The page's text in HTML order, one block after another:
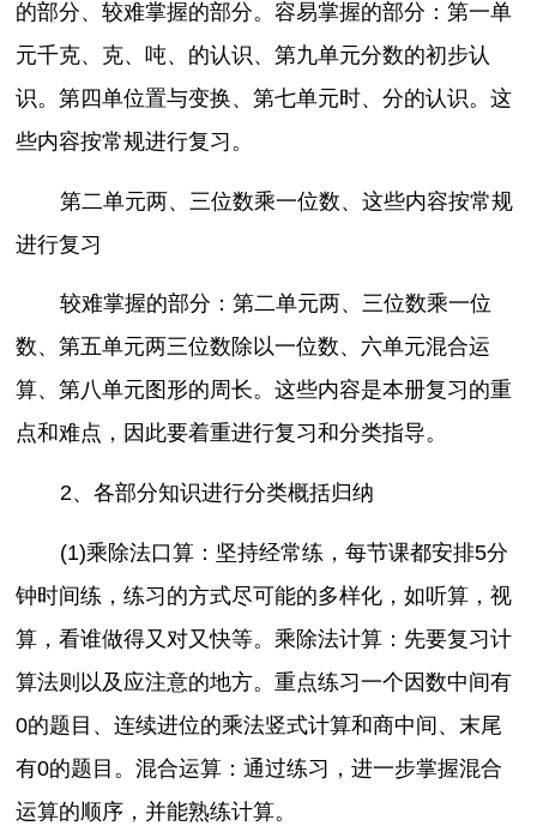
的部分、较难掌握的部分。容易掌握的部分：第一单
元千克、克、吨、的认识、第九单元分数的初步认
识。第四单位置与变换、第七单元时、分的认识。这
些内容按常规进行复习。
第二单元两、三位数乘一位数、这些内容按常规
进行复习
较难掌握的部分：第二单元两、三位数乘一位
数、第五单元两三位数除以一位数、六单元混合运
算、第八单元图形的周长。这些内容是本册复习的重
点和难点，因此要着重进行复习和分类指导。
2、各部分知识进行分类概括归纳
(1)乘除法口算：坚持经常练，每节课都安排5分
钟时间练，练习的方式尽可能的多样化，如听算，视
算，看谁做得又对又快等。乘除法计算：先要复习计
算法则以及应注意的地方。重点练习一个因数中间有
0的题目、连续进位的乘法竖式计算和商中间、末尾
有0的题目。混合运算：通过练习，进一步掌握混合
运算的顺序，并能熟练计算。